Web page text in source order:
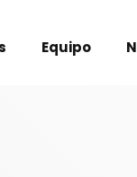
Equipo